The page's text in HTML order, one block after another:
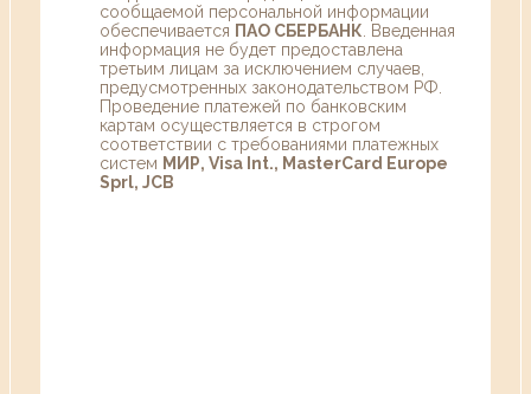
сообщаемой персональной информации
обеспечивается ПАО СБЕРБАНК . Введенная
информация не будет предоставлена
третьим лицам за исключением случаев,
предусмотренных законодательством РФ.
Проведение платежей по банковским
картам осуществляется в строгом
соответствии с требованиями платежных
систем МИР, Visa Int., MasterCard Europe
Sprl, JCB